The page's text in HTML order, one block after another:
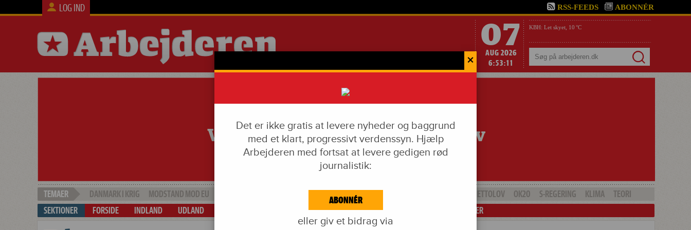
LOG IND RSS-FEEDS ABONNÉR
07
AUG 2026
6:53:12
KBH: Let skyet, 10 °C
Søg
DANMARK I KRIG MODSTAND MOD EU LIVSSTIL GHETTOLOV OK20 S-REGERING KLIMA
TEORI
FORSIDE
INDLAND UDLAND IDÉKAMP KULTUR BLOGS KALENDER
×
Det er ikke gratis at levere nyheder og baggrund
med et klart, progressivt verdenssyn. Hjælp
Arbejderen med fortsat at levere gedigen rød
journalistik:
ABONNÉR
eller giv et bidrag via